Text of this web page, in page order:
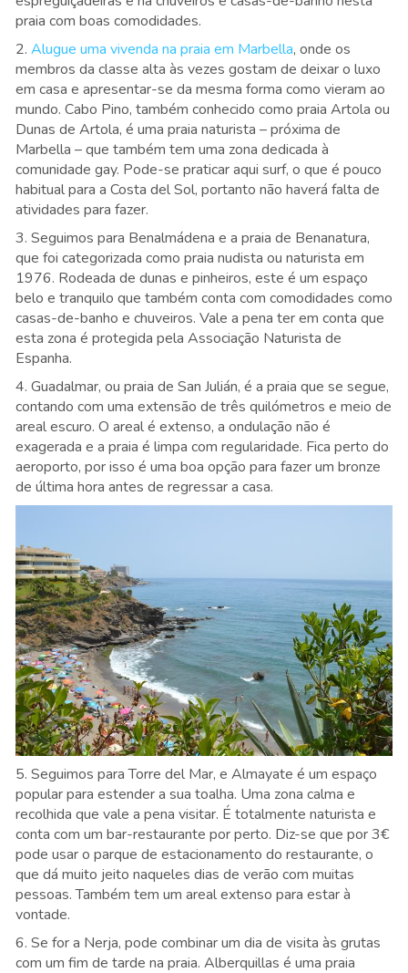
praia com boas comodidades.
2. Alugue uma vivenda na praia em Marbella, onde os
membros da classe alta às vezes gostam de deixar o luxo
em casa e apresentar-se da mesma forma como vieram ao
mundo. Cabo Pino, também conhecido como praia Artola ou
Dunas de Artola, é uma praia naturista – próxima de
Marbella – que também tem uma zona dedicada à
comunidade gay. Pode-se praticar aqui surf, o que é pouco
habitual para a Costa del Sol, portanto não haverá falta de
atividades para fazer.
3. Seguimos para Benalmádena e a praia de Benanatura,
que foi categorizada como praia nudista ou naturista em
1976. Rodeada de dunas e pinheiros, este é um espaço
belo e tranquilo que também conta com comodidades como
casas-de-banho e chuveiros. Vale a pena ter em conta que
esta zona é protegida pela Associação Naturista de
Espanha.
4. Guadalmar, ou praia de San Julián, é a praia que se segue,
contando com uma extensão de três quilómetros e meio de
areal escuro. O areal é extenso, a ondulação não é
exagerada e a praia é limpa com regularidade. Fica perto do
aeroporto, por isso é uma boa opção para fazer um bronze
de última hora antes de regressar a casa.
5. Seguimos para Torre del Mar, e Almayate é um espaço
popular para estender a sua toalha. Uma zona calma e
recolhida que vale a pena visitar. É totalmente naturista e
conta com um bar-restaurante por perto. Diz-se que por 3€
pode usar o parque de estacionamento do restaurante, o
que dá muito jeito naqueles dias de verão com muitas
pessoas. Também tem um areal extenso para estar à
vontade.
6. Se for a Nerja, pode combinar um dia de visita às grutas
com um fim de tarde na praia. Alberquillas é uma praia